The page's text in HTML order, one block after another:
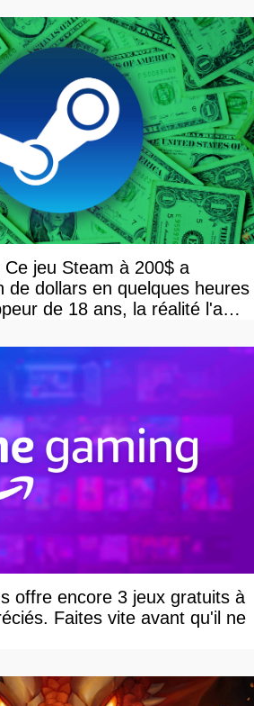
jeu Steam à 200$ a
de dollars en quelques heures
de 18 ans, la réalité l'a
offre encore 3 jeux gratuits à
Faites vite avant qu'il ne